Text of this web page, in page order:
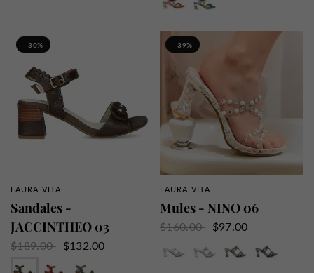
- 30%
APERÇU RAPIDE
LAURA VITA
Sandales -
JACCINTHEO 03
$189.00
$132.00
- 39%
APERÇU RAPIDE
LAURA VITA
Mules - NINO 06
$160.00
$97.00